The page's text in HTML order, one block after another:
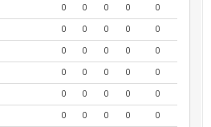
0 0 0 0
0
0 0 0 0
0
0 0 0 0
0
0 0 0 0
0
0 0 0 0
0
0 0 0 0
0